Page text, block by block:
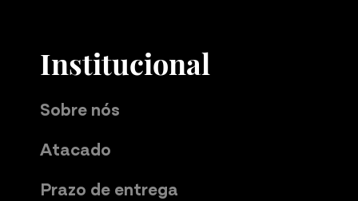
Institucional
Sobre nós
Atacado
Prazo de entrega